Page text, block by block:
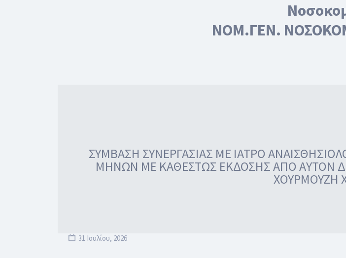
ΝΟΜ.ΓΕΝ.
ΣΥΜΒΑΣΗ ΣΥΝΕΡΓΑΣΙΑΣ ΜΕ ΙΑΤΡΟ
ΜΗΝΩΝ ΜΕ ΚΑΘΕΣΤΩΣ ΕΚΔΟΣΗΣ ΑΠΟ ΑΥΤΟΝ
ΧΟΥΡΜΟΥΖΗ
31 Ιουλίου, 2026